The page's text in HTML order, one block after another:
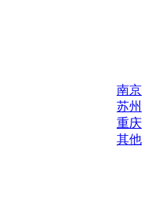
南京
苏州
重庆
其他